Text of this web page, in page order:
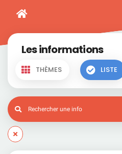
Les informations
THÈMES LISTE